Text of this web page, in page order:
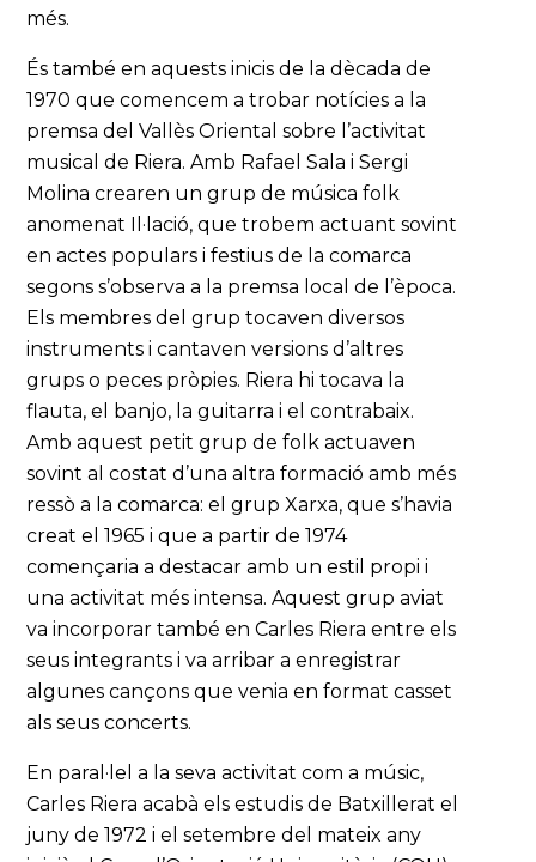
més.
És també en aquests inicis de la dècada de
1970 que comencem a trobar notícies a la
premsa del Vallès Oriental sobre l’activitat
musical de Riera. Amb Rafael Sala i Sergi
Molina crearen un grup de música folk
anomenat Il·lació, que trobem actuant sovint
en actes populars i festius de la comarca
segons s’observa a la premsa local de l’època.
Els membres del grup tocaven diversos
instruments i cantaven versions d’altres
grups o peces pròpies. Riera hi tocava la
flauta, el banjo, la guitarra i el contrabaix.
Amb aquest petit grup de folk actuaven
sovint al costat d’una altra formació amb més
ressò a la comarca: el grup Xarxa, que s’havia
creat el 1965 i que a partir de 1974
començaria a destacar amb un estil propi i
una activitat més intensa. Aquest grup aviat
va incorporar també en Carles Riera entre els
seus integrants i va arribar a enregistrar
algunes cançons que venia en format casset
als seus concerts.
En paral·lel a la seva activitat com a músic,
Carles Riera acabà els estudis de Batxillerat el
juny de 1972 i el setembre del mateix any